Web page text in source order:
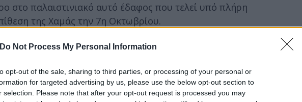
Do Not Process My Personal Information
opt-out of the sale, sharing to third parties, or processing of your personal or
for targeted advertising by us, please use the below opt-out section to
selection. Please note that after your opt-out request is processed you may
στο παλαιστινιακό αυτό έδαφος που τελεί υπό πλήρη
της Χαμάς την 7η Οκτωβρίου.